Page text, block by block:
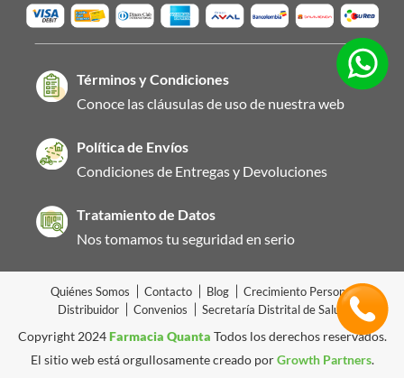
Términos y Condiciones
Conoce las cláusulas de uso de nuestra web
Política de Envíos
Condiciones de Entregas y Devoluciones
Tratamiento de Datos
Nos tomamos tu seguridad en serio
Quiénes Somos Contacto Blog
Crecimiento Personal
Distribuidor
Convenios Secretaría Distrital de Salud
Copyright 2024Farmacia Quanta Todos los derechos reservados.
El sitio web está orgullosamente creado porGrowth Partners.